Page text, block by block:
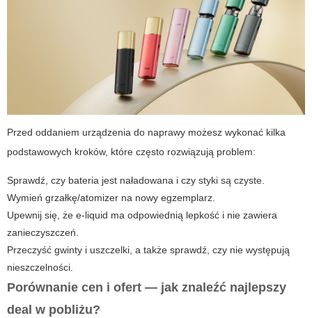
Przed oddaniem urządzenia do naprawy możesz wykonać kilka
podstawowych kroków, które często rozwiązują problem:
Sprawdź, czy bateria jest naładowana i czy styki są czyste.
Wymień grzałkę/atomizer na nowy egzemplarz.
Upewnij się, że e-liquid ma odpowiednią lepkość i nie zawiera
zanieczyszczeń.
Przeczyść gwinty i uszczelki, a także sprawdź, czy nie występują
nieszczelności.
Porównanie cen i ofert — jak znaleźć najlepszy
deal w pobliżu?